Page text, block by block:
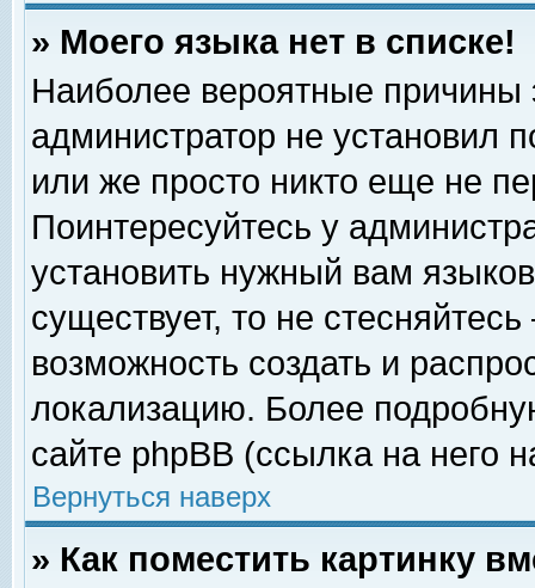
» Моего языка нет в списке!
Наиболее вероятные причины
администратор не установил
или же просто никто еще не
Поинтересуйтесь у
установить нужный вам
существует, то не
возможность создать и
локализацию. Более
сайте phpBB (ссылка на него
Вернуться наверх
» Как поместить картинку